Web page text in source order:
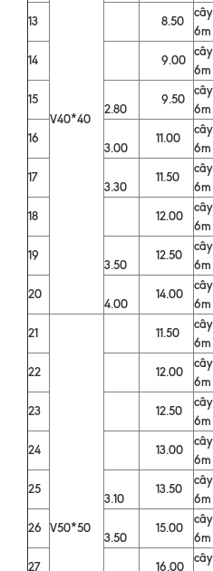
V40*40
13
8.50
cây
6m
14
9.00
cây
6m
15
2.80
9.50
cây
6m
16
3.00
11.00
cây
6m
17
3.30
11.50
cây
6m
18
12.00
cây
6m
19
3.50
12.50
cây
6m
20
4.00
14.00
cây
6m
21
V50*50
11.50
cây
6m
22
12.00
cây
6m
23
12.50
cây
6m
24
13.00
cây
6m
25
3.10
13.50
cây
6m
26
3.50
15.00
cây
6m
27
16.00
cây